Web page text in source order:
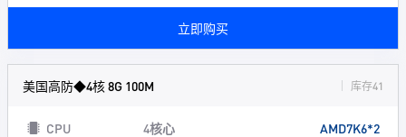
立即购买
美国高防◆4核 8G 100M 库存41
CPU 4核心
AMD7K6*2